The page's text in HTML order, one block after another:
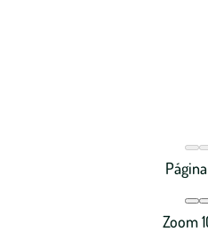
Página
Zoom